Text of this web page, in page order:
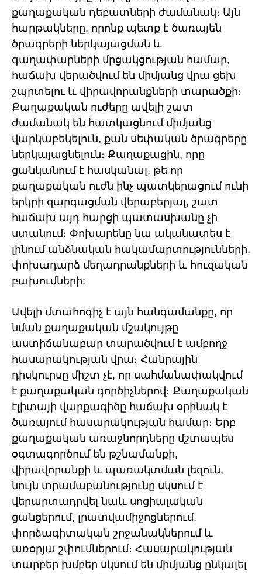
քաղաքական դեբատների ժամանակ։ Այն
հարթակները, որոնք պետք է ծառայեն
ծրագրերի ներկայացման և
գաղափարների մրցակցության համար,
հաճախ վերածվում են միմյանց վրա ցեխ
շպրտելու և վիրավորանքների տարածքի։
Քաղաքական ուժերը ավելի շատ
ժամանակ են հատկացնում միմյանց
վարկաբեկելուն, քան սեփական ծրագրերը
ներկայացնելուն։ Քաղաքացին, որը
ցանկանում է հասկանալ, թե որ
քաղաքական ուժն ինչ պատկերացում ունի
երկրի զարգացման վերաբերյալ, շատ
հաճախ այդ հարցի պատասխանը չի
ստանում։ Փոխարենը նա ականատես է
լինում անձնական հակամարտությունների,
փոխադարձ մեղադրանքների և հուզական
բախումների:
Ավելի մտահոգիչ է այն հանգամանքը, որ
նման քաղաքական մշակույթը
աստիճանաբար տարածվում է ամբողջ
հասարակության վրա։ Հանրային
դիսկուրսը միշտ չէ, որ սահմանափակվում
է քաղաքական գործիչներով։ Քաղաքական
էլիտայի վարքագիծը հաճախ օրինակ է
ծառայում հասարակության համար։ Երբ
քաղաքական առաջնորդները մշտապես
օգտագործում են թշնամանքի,
վիրավորանքի և պառակտման լեզուն,
նույն տրամաբանությունը սկսում է
վերարտադրվել նաև սոցիալական
ցանցերում, լրատվամիջոցներում,
փորձագիտական շրջանակներում և
առօրյա շփումներում։ Հասարակության
տարբեր խմբեր սկսում են միմյանց ընկալել